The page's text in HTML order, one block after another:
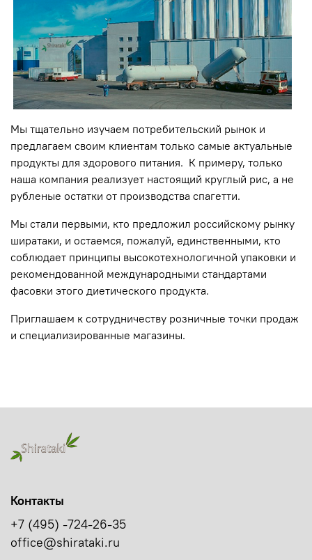
Мы тщательно изучаем потребительский рынок и
предлагаем своим клиентам только самые актуальные
продукты для здорового питания. К примеру, только
наша компания реализует настоящий круглый рис, а не
рубленые остатки от производства спагетти.
Мы стали первыми, кто предложил российскому рынку
ширатаки, и остаемся, пожалуй, единственными, кто
соблюдает принципы высокотехнологичной упаковки и
рекомендованной международными стандартами
фасовки этого диетического продукта.
Приглашаем к сотрудничеству розничные точки продаж
и специализированные магазины.
Контакты
+7 (495) -724-26-35
office@shirataki.ru